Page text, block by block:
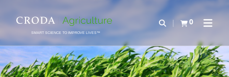
CONTENTSMART SCIENCE TO IMPROVE LIVES™
Open Search
0
查看购物车Open